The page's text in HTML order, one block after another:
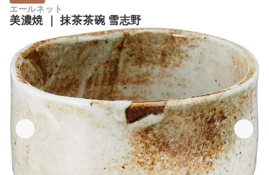
エールネット
美濃焼 ｜抹茶茶碗 雪志野